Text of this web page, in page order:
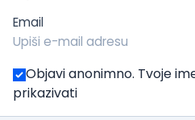
Email
Objavi anonimno. Tvoje
prikazivati